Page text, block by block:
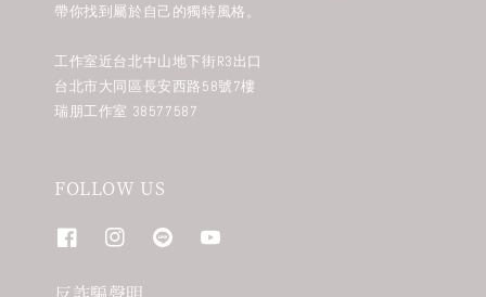
帶你找到屬於自己的獨特風格。
工作室近台北中山地下街R3出口
台北市大同區長安西路58號7樓
瑞朋工作室 38577587
FOLLOW US